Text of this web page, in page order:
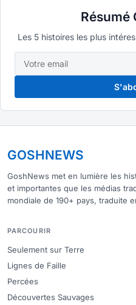
Résumé
Les 5 histoires les plus
GOSHNEWS
GoshNews met en lumière les
et importantes que les médias
mondiale de 190+ pays, traduite
PARCOURIR
Seulement sur Terre
Lignes de Faille
Percées
Découvertes Sauvages